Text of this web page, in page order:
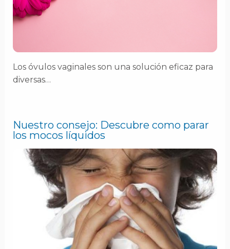
Los óvulos vaginales son una solución eficaz para
diversas…
Nuestro consejo: Descubre como parar
los mocos líquidos